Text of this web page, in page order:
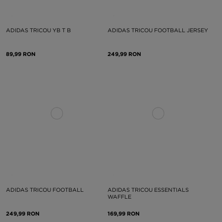
ADIDAS TRICOU YB T B
89,99 RON
ADIDAS TRICOU FOOTBALL JERSEY
249,99 RON
ADIDAS TRICOU FOOTBALL
249,99 RON
ADIDAS TRICOU ESSENTIALS
WAFFLE
169,99 RON